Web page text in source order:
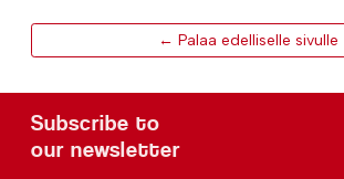
← Palaa edelliselle sivulle
Subscribe to
our newsletter